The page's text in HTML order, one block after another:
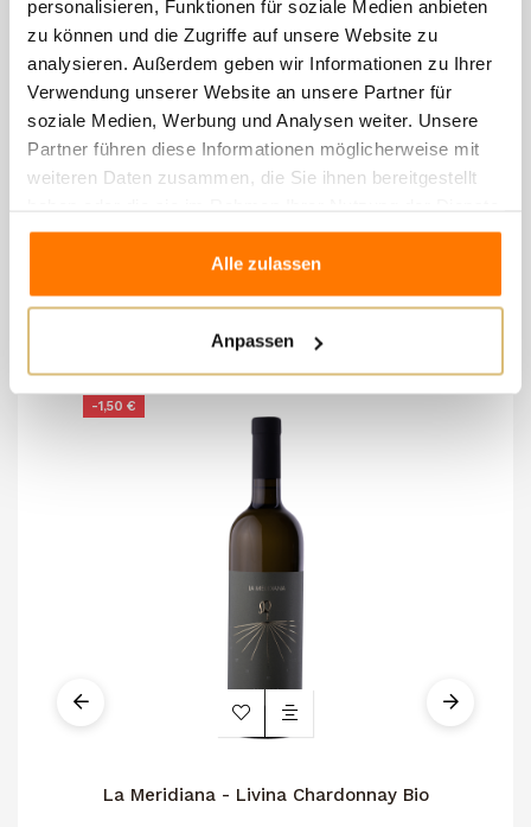
personalisieren, Funktionen für soziale Medien anbieten
zu können und die Zugriffe auf unsere Website zu
analysieren. Außerdem geben wir Informationen zu Ihrer
Verwendung unserer Website an unsere Partner für
soziale Medien, Werbung und Analysen weiter. Unsere
Partner führen diese Informationen möglicherweise mit
weiteren Daten zusammen, die Sie ihnen bereitgestellt
gesammelt haben.
Alle zulassen
Anpassen
EMPFOHLENE BEGLEITGERICHTE:
Fisch, weißes Fleisch, Rindfleisch-Carpaccio oder
kurzgebratenes Fleisch, Gemüsegerichte, feine
Wurstwaren aus den Moränenhügeln, perfekter
8 andere Artikel in der
gleichen Kategorie:
-1,50 €
La Meridiana - Livina Chardonnay Bio